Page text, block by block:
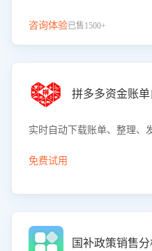
咨询体验已售1500+
拼多多资金账
实时自动下载账单、整理、
免费试用
国补政策销售